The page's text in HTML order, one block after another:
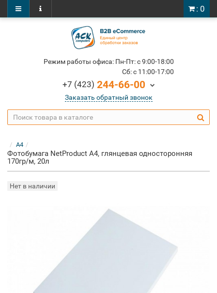
: 0
Режим работы офиса: Пн-Пт: c 9:00-18:00
Cб: c 11:00-17:00
+7 (423) 244-66-00
Заказать обратный звонок
A4
Фотобумага NetProduct A4, глянцевая односторонняя
170гр/м, 20л
Нет в наличии